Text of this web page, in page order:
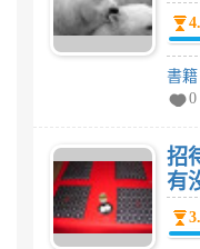
書籍
0
招
有